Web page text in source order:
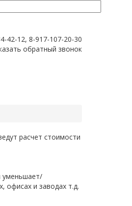
42-12, 8-917-107-20-30
обратный звонок
расчет стоимости
уменьшает/
офисах и заводах т.д.